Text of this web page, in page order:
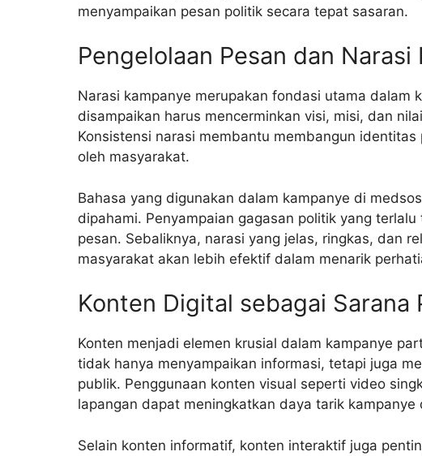
menyampaikan pesan politik secara tepat sasaran.
Pengelolaan Pesan dan Narasi
Narasi kampanye merupakan fondasi utama dalam
disampaikan harus mencerminkan visi, misi, dan
Konsistensi narasi membantu membangun
oleh masyarakat.
Bahasa yang digunakan dalam kampanye di
dipahami. Penyampaian gagasan politik yang
pesan. Sebaliknya, narasi yang jelas, ringkas, dan
masyarakat akan lebih efektif dalam menarik
Konten Digital sebagai Sarana
Konten menjadi elemen krusial dalam kampanye
tidak hanya menyampaikan informasi, tetapi juga
publik. Penggunaan konten visual seperti video
lapangan dapat meningkatkan daya tarik kampanye
Selain konten informatif, konten interaktif juga